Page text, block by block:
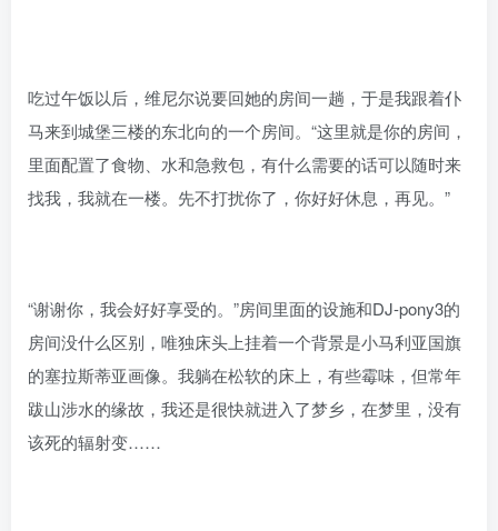
吃过午饭以后，维尼尔说要回她的房间一趟，于是我跟着仆
马来到城堡三楼的东北向的一个房间。“这里就是你的房间，
里面配置了食物、水和急救包，有什么需要的话可以随时来
找我，我就在一楼。先不打扰你了，你好好休息，再见。”
“谢谢你，我会好好享受的。”房间里面的设施和DJ-pony3的
房间没什么区别，唯独床头上挂着一个背景是小马利亚国旗
的塞拉斯蒂亚画像。我躺在松软的床上，有些霉味，但常年
跋山涉水的缘故，我还是很快就进入了梦乡，在梦里，没有
该死的辐射变……